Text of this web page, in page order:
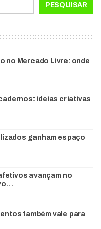
PESQUISAR
no Mercado Livre: onde
ideias criativas
ganham espaço
avançam no
também vale para